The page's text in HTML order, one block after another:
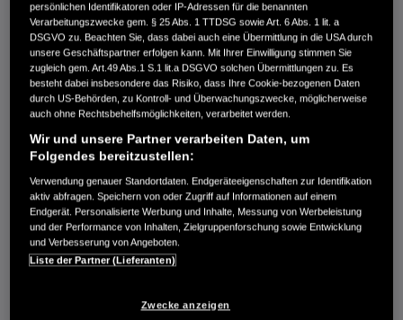
Vergleichen
36V 4.0Ah
€199,00
Dieser Akku lässt sich in nur 35 Minuten komplett aufladen und
eignet sich damit perfekt für mittelgroße Gärten.
persönlichen Identifikatoren oder IP-Adressen für die benannten
Verarbeitungszwecke gem. § 25 Abs. 1 TTDSG sowie Art. 6 Abs. 1 lit. a
DSGVO zu. Beachten Sie, dass dabei auch eine Übermittlung in die USA durch
unsere Geschäftspartner erfolgen kann. Mit Ihrer Einwilligung stimmen Sie
zugleich gem. Art.49 Abs.1 S.1 lit.a DSGVO solchen Übermittlungen zu. Es
besteht dabei insbesondere das Risiko, dass Ihre Cookie-bezogenen Daten
durch US-Behörden, zu Kontroll- und Überwachungszwecke, möglicherweise
auch ohne Rechtsbehelfsmöglichkeiten, verarbeitet werden.
Wir und unsere Partner verarbeiten Daten, um
Folgendes bereitzustellen:
Verwendung genauer Standortdaten. Endgeräteeigenschaften zur Identifikation
aktiv abfragen. Speichern von oder Zugriff auf Informationen auf einem
Endgerät. Personalisierte Werbung und Inhalte, Messung von Werbeleistung
und der Performance von Inhalten, Zielgruppenforschung sowie Entwicklung
und Verbesserung von Angeboten.
Liste der Partner (Lieferanten)
Zwecke anzeigen